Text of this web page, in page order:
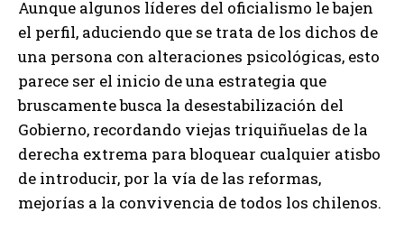
Aunque algunos líderes del oficialismo le bajen
el perfil, aduciendo que se trata de los dichos de
una persona con alteraciones psicológicas, esto
parece ser el inicio de una estrategia que
bruscamente busca la desestabilización del
Gobierno, recordando viejas triquiñuelas de la
derecha extrema para bloquear cualquier atisbo
de introducir, por la vía de las reformas,
mejorías a la convivencia de todos los chilenos.